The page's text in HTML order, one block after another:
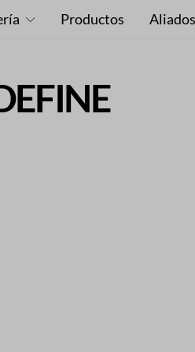
Productos Aliados